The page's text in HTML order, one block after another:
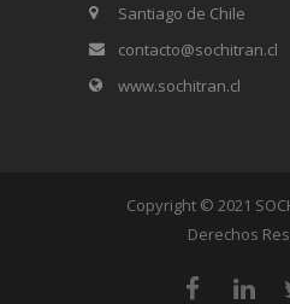
Santiago de Chile
contacto@sochitran.cl
www.sochitran.cl
Copyright © 2021
Derechos